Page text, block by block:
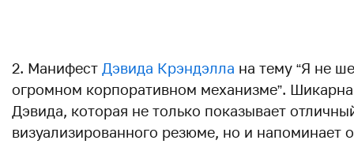
2. Манифест Дэвида Крэндэлла на тему “Я не
огромном корпоративном механизме”.
Дэвида, которая не только показывает
визуализированного резюме, но и напоминает